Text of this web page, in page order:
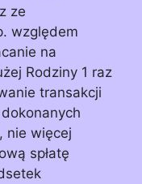
ze
względem
na
Rodziny 1 raz
transakcji
nie więcej
spłatę